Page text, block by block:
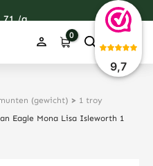
9,7
/g
48,25
38,31
(gewicht) > 1 troy
Eagle Mona Lisa Isleworth 1